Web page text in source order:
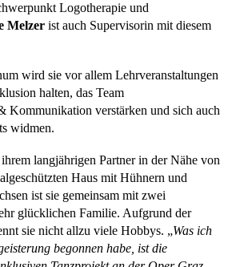
Logotherapie und
Melzer ist auch Supervisorin mit diesem
wird sie vor allem Lehrveranstaltungen
halten, das Team
Kommunikation verstärken und sich auch
widmen.
langjährigen Partner in der Nähe von
Haus mit Hühnern und
ist sie gemeinsam mit zwei
glücklichen Familie. Aufgrund der
sie nicht allzu viele Hobbys. „Was ich
begonnen habe, ist die